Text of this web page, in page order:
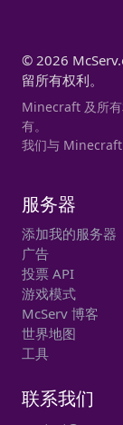
© 2026
留所有权利。
Minecraft 及所
有。
我们与 Minecraft
服务器
添加我的服务器
广告
投票 API
游戏模式
McServ 博客
世界地图
工具
联系我们